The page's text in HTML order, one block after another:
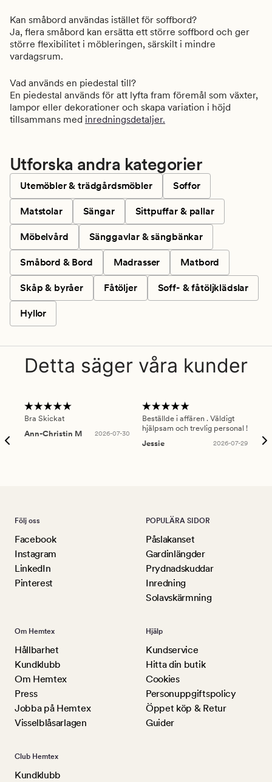
Kan småbord användas istället för soffbord?
Ja, flera småbord kan ersätta ett större soffbord och ger
större flexibilitet i möbleringen, särskilt i mindre
vardagsrum.
Vad används en piedestal till?
En piedestal används för att lyfta fram föremål som växter,
lampor eller dekorationer och skapa variation i höjd
tillsammans med inredningsdetaljer.
Utforska andra kategorier
Utemöbler & trädgårdsmöbler Soffor
Matstolar Sängar Sittpuffar & pallar
Möbelvård Sänggavlar & sängbänkar
Småbord & Bord Madrasser Matbord
Skåp & byråer Fåtöljer Soff- & fåtöljklädslar
Hyllor
Detta säger våra kunder
Bra Skickat
Ann-Christin M
2026-07-30
Beställde i affären . Väldigt
hjälpsam och trevlig personal !
Jessie
2026-07-29
Följ oss
Facebook
Instagram
LinkedIn
Pinterest
POPULÄRA SIDOR
Påslakanset
Gardinlängder
Prydnadskuddar
Inredning
Solavskärmning
Om Hemtex
Hållbarhet
Kundklubb
Om Hemtex
Press
Jobba på Hemtex
Visselblåsarlagen
Hjälp
Kundservice
Hitta din butik
Cookies
Personuppgiftspolicy
Öppet köp & Retur
Guider
Club Hemtex
Kundklubb